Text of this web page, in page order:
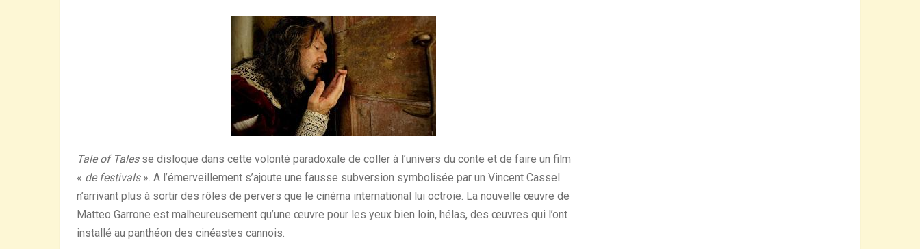
Tale of Talesse disloque dans cette volonté paradoxale de coller à l’univers du conte et de faire un film
« de festivals». A l’émerveillement s’ajoute une fausse subversion symbolisée par un Vincent Cassel
n’arrivant plus à sortir des rôles de pervers que le cinéma international lui octroie. La nouvelle œuvre de
Matteo Garrone est malheureusement qu’une œuvre pour les yeux bien loin, hélas, des œuvres qui l’ont
installé au panthéon des cinéastes cannois.